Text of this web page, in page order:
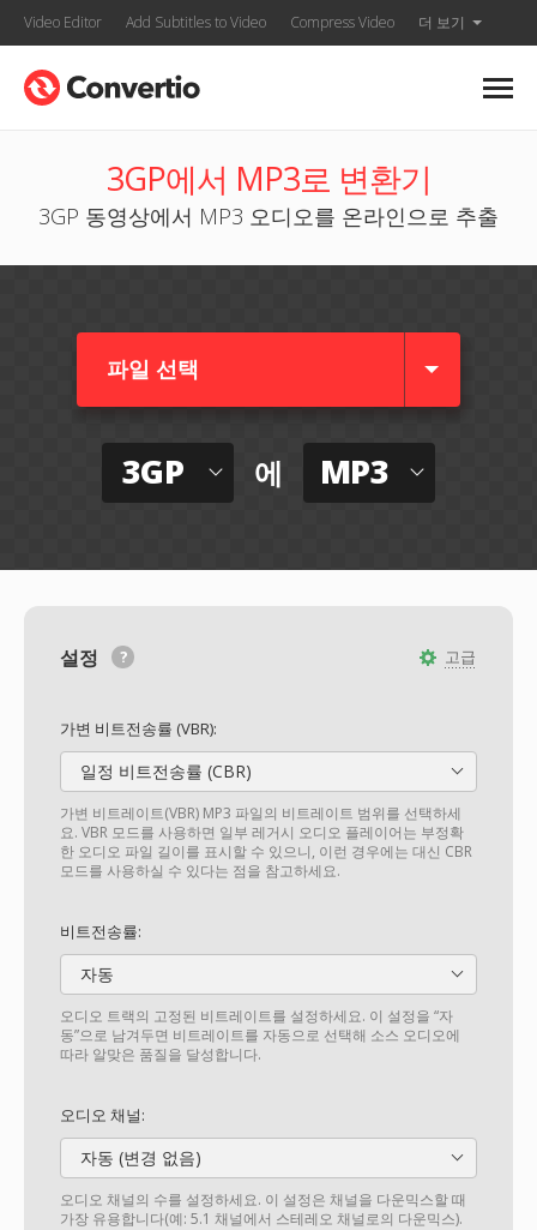
Video Editor Add Subtitles to Video Compress Video 더 보기
3GP에서 MP3로 변환기
3GP 동영상에서 MP3 오디오를 온라인으로 추출
파일 선택
3GP 에 MP3
고급
설정
가변 비트전송률 (VBR):
일정 비트전송률 (CBR)
가변 비트레이트(VBR) MP3 파일의 비트레이트 범위를 선택하세
요. VBR 모드를 사용하면 일부 레거시 오디오 플레이어는 부정확
한 오디오 파일 길이를 표시할 수 있으니, 이런 경우에는 대신 CBR
모드를 사용하실 수 있다는 점을 참고하세요.
비트전송률:
자동
오디오 트랙의 고정된 비트레이트를 설정하세요. 이 설정을 “자
동”으로 남겨두면 비트레이트를 자동으로 선택해 소스 오디오에
따라 알맞은 품질을 달성합니다.
오디오 채널:
자동 (변경 없음)
오디오 채널의 수를 설정하세요. 이 설정은 채널을 다운믹스할 때
가장 유용합니다(예: 5.1 채널에서 스테레오 채널로의 다운믹스).